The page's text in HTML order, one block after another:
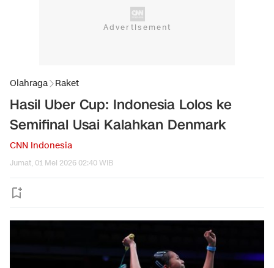
Olahraga Raket
Hasil Uber Cup: Indonesia Lolos ke
Semifinal Usai Kalahkan Denmark
CNN Indonesia
Jumat, 01 Mei 2026 02:40 WIB